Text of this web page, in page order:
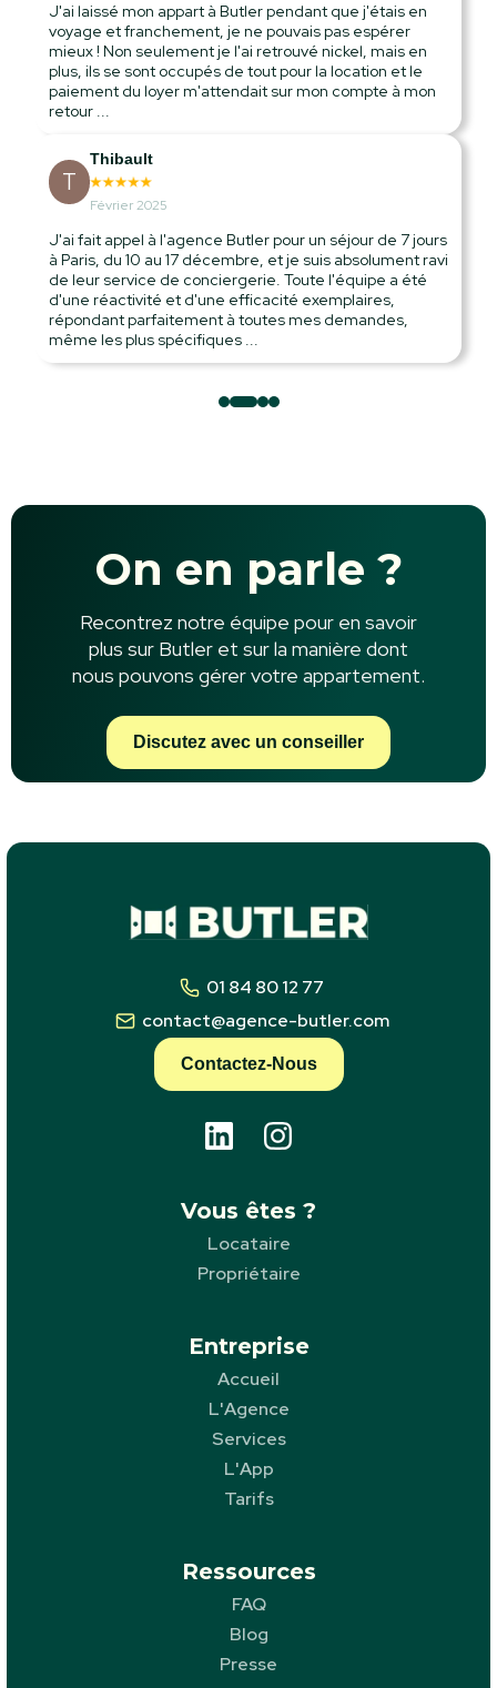
J'ai laissé mon appart à Butler pendant que j'étais en
voyage et franchement, je ne pouvais pas espérer
mieux ! Non seulement je l'ai retrouvé nickel, mais en
plus, ils se sont occupés de tout pour la location et le
paiement du loyer m'attendait sur mon compte à mon
retour ...
T
Thibault
Février 2025
J'ai fait appel à l'agence Butler pour un séjour de 7 jours
à Paris, du 10 au 17 décembre, et je suis absolument ravi
de leur service de conciergerie. Toute l'équipe a été
d'une réactivité et d'une efficacité exemplaires,
répondant parfaitement à toutes mes demandes,
même les plus spécifiques ...
On en parle ?
Recontrez notre équipe pour en savoir
plus sur Butler et sur la manière dont
nous pouvons gérer votre appartement.
Discutez avec un conseiller
01 84 80 12 77
contact@agence-butler.com
Contactez-Nous
Vous êtes ?
Locataire
Propriétaire
Entreprise
Accueil
L'Agence
Services
L'App
Tarifs
Ressources
FAQ
Blog
Presse